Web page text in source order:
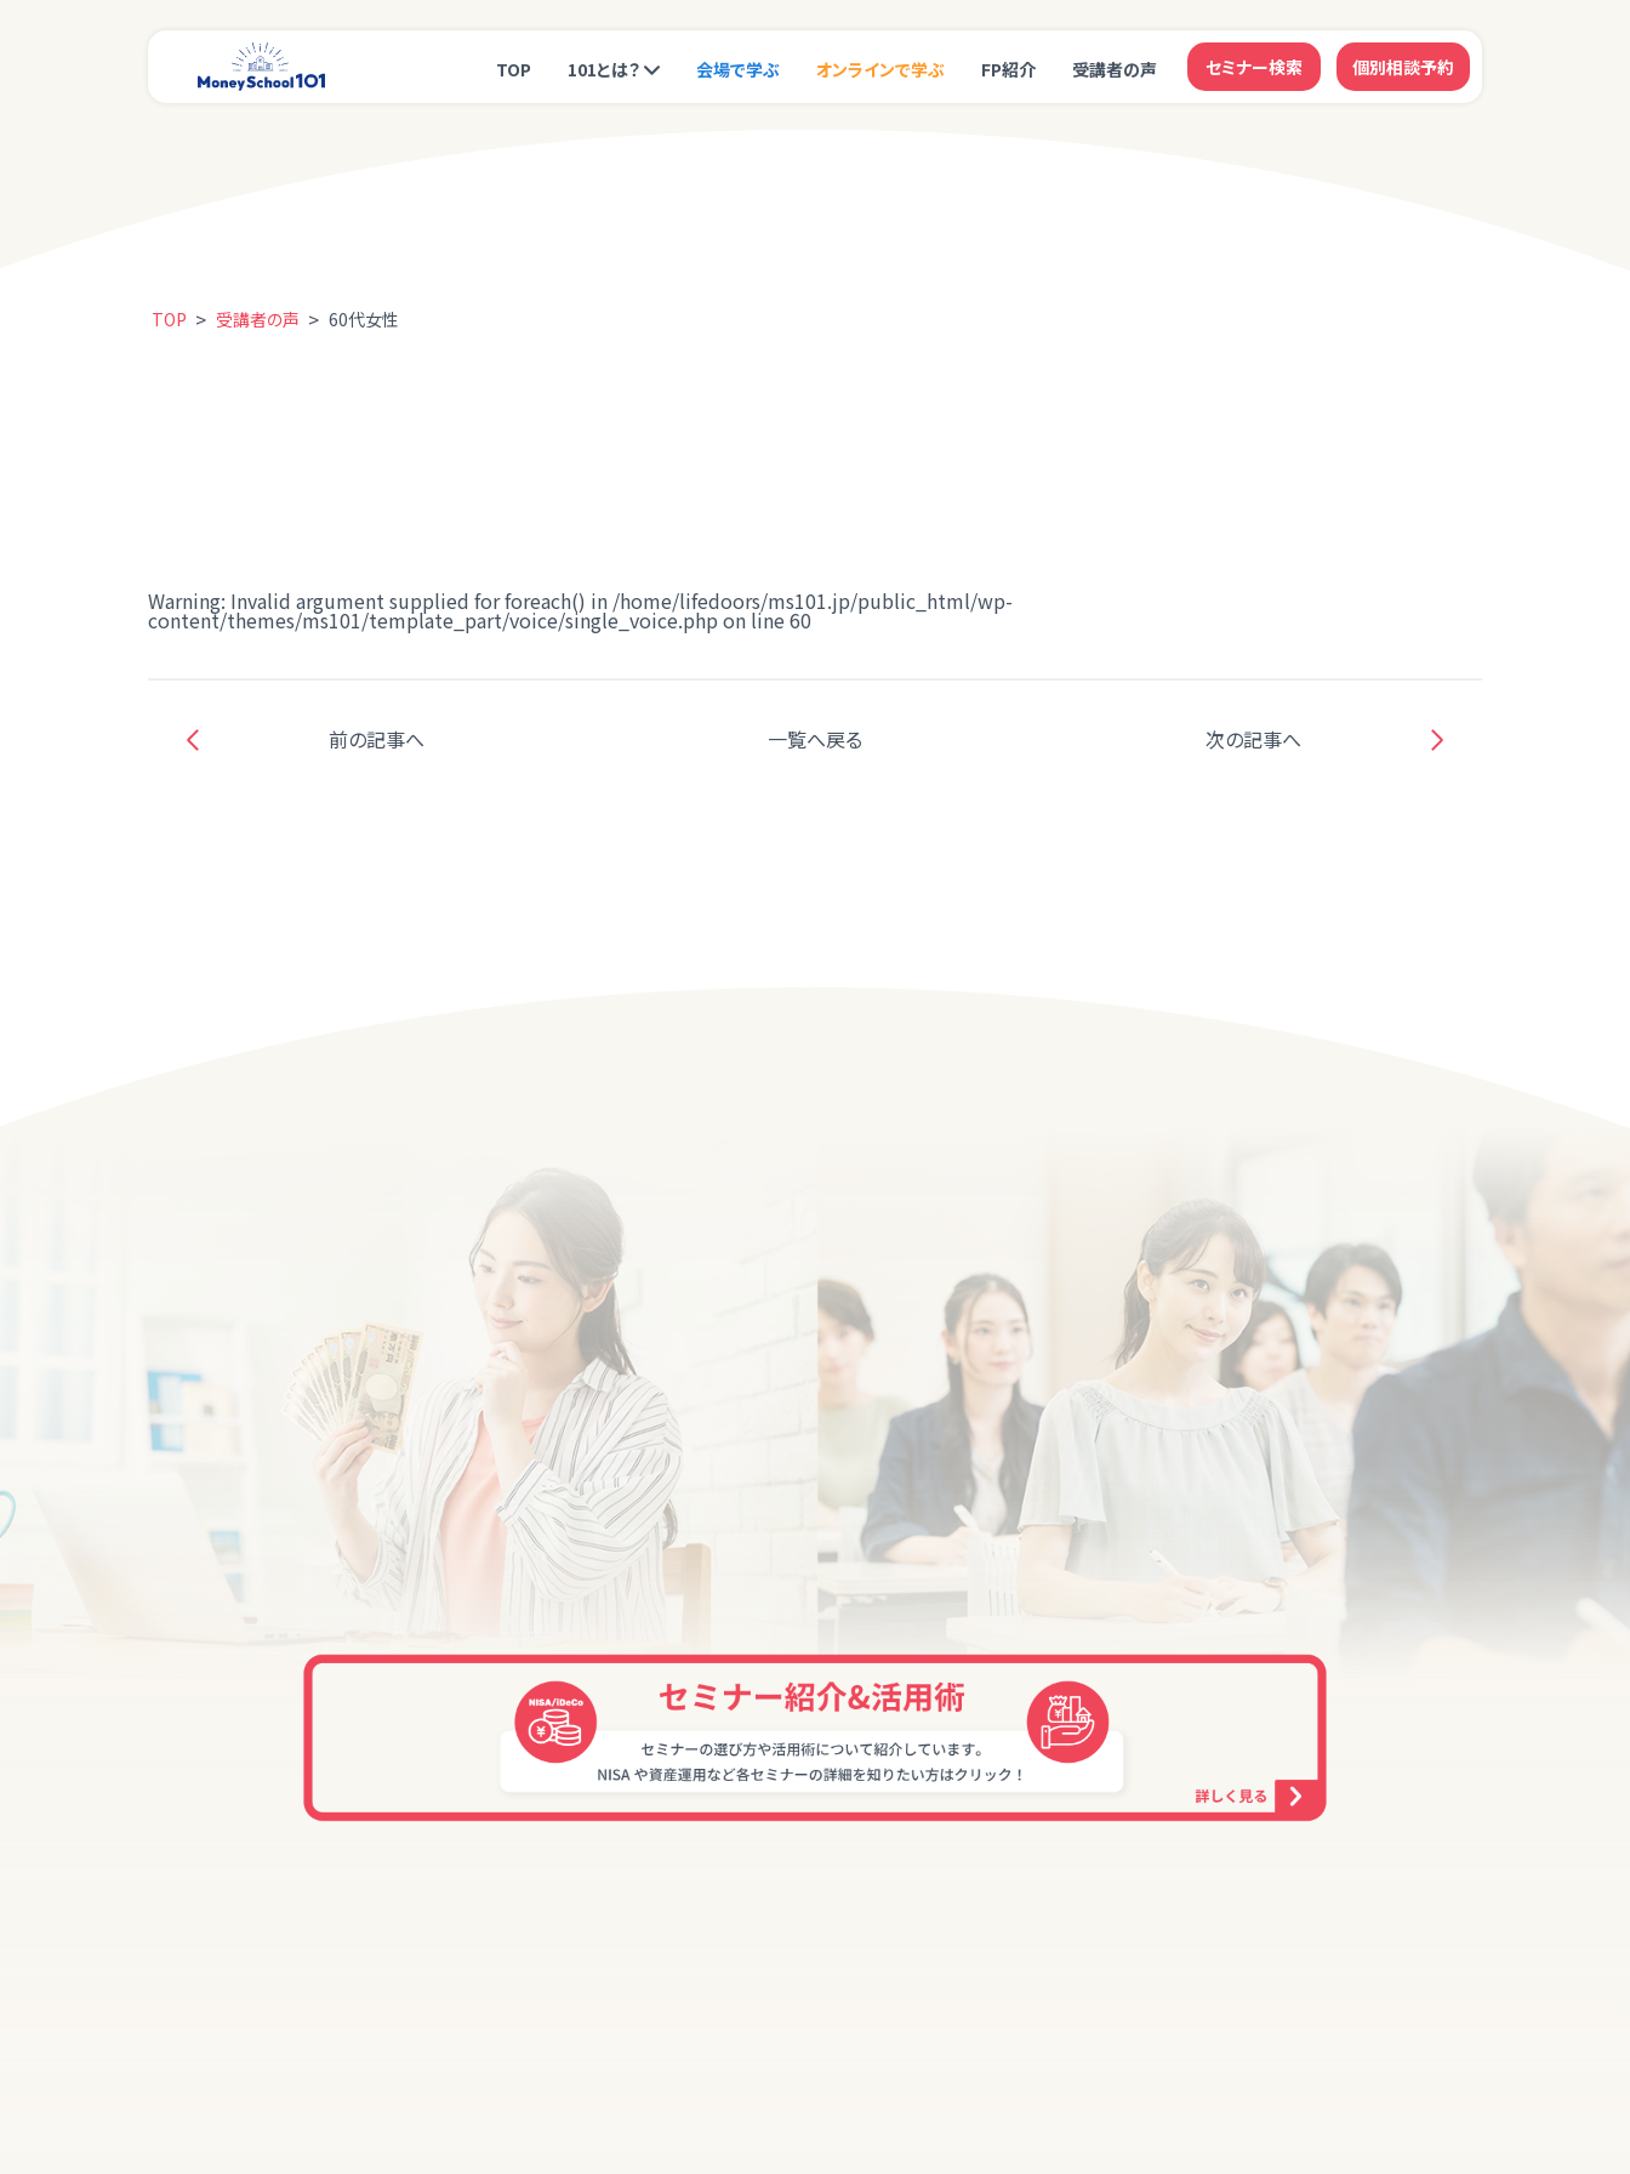
TOP 101とは？ 会場で学ぶ オンラインで学ぶ FP紹介 受講者の声 セミナー検索 個別相談予約
TOP > 受講者の声 > 60代女性
Warning: Invalid argument supplied for foreach() in /home/lifedoors/ms101.jp/public_html/wp-
content/themes/ms101/template_part/voice/single_voice.php on line 60
前の記事へ 一覧へ戻る 次の記事へ